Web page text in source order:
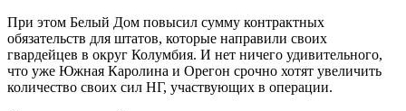
При этом Белый Дом повысил сумму контрактных
обязательств для штатов, которые направили своих
гвардейцев в округ Колумбия. И нет ничего удивительного,
что уже Южная Каролина и Орегон срочно хотят увеличить
количество своих сил НГ, участвующих в операции.